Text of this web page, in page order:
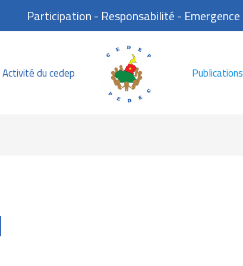
Participation - Responsabilité - Emergence
Activité du cedep Publications